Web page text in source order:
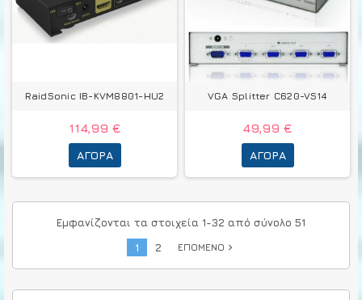
RaidSonic IB-KVM8801-HU2
114,99 €
ΑΓΟΡΆ
VGA Splitter C620-VS14
49,99 €
ΑΓΟΡΆ
Εμφανίζονται τα στοιχεία 1-32 από σύνολο 51
1
2 ΕΠΌΜΕΝΟ navigate_next